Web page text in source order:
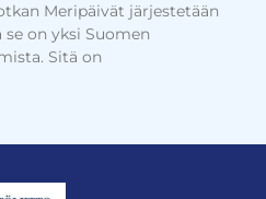
Meripäivät järjestetään
on yksi Suomen
Sitä on